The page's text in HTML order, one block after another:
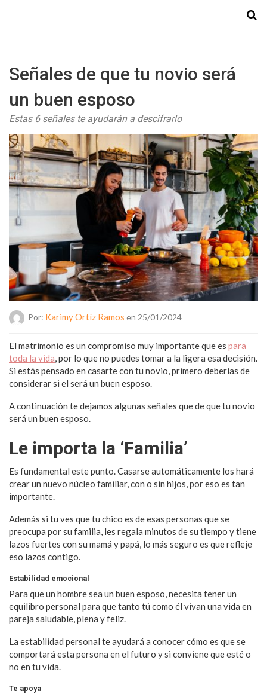
Señales de que tu novio será
un buen esposo
Estas 6 señales te ayudarán a descifrarlo
Por: Karimy Ortíz Ramos en 25/01/2024
El matrimonio es un compromiso muy importante que es para
toda la vida, por lo que no puedes tomar a la ligera esa decisión.
Si estás pensado en casarte con tu novio, primero deberías de
considerar si el será un buen esposo.
A continuación te dejamos algunas señales que de que tu novio
será un buen esposo.
Le importa la ‘Familia’
Es fundamental este punto. Casarse automáticamente los hará
crear un nuevo núcleo familiar, con o sin hijos, por eso es tan
importante.
Además si tu ves que tu chico es de esas personas que se
preocupa por su familia, les regala minutos de su tiempo y tiene
lazos fuertes con su mamá y papá, lo más seguro es que refleje
eso lazos contigo.
Estabilidad emocional
Para que un hombre sea un buen esposo, necesita tener un
equilibro personal para que tanto tú como él vivan una vida en
pareja saludable, plena y feliz.
La estabilidad personal te ayudará a conocer cómo es que se
comportará esta persona en el futuro y si conviene que esté o
no en tu vida.
Te apoya